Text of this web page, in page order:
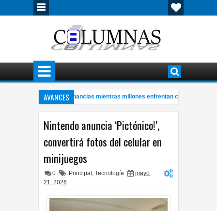
AVANCES
con millonarias ganancias mientras millones enfrentan crisis energética
Nintendo anuncia ‘Pictónico!’,
convertirá fotos del celular en
minijuegos
0 Principal , Tecnología
mayo
21, 2026